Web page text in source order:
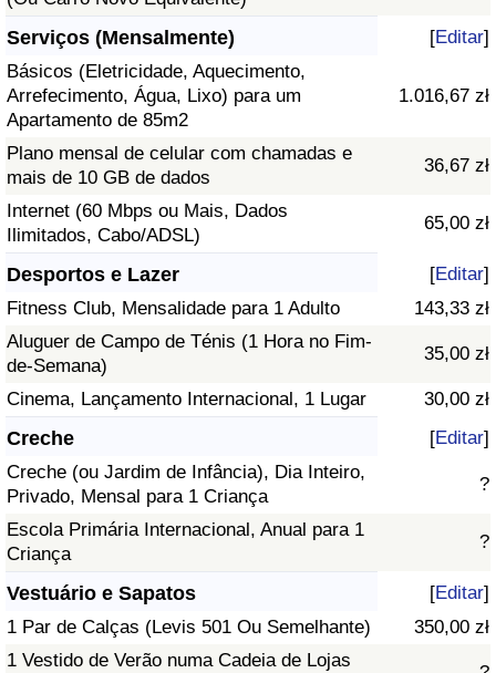
Serviços (Mensalmente) [Editar]
Básicos (Eletricidade, Aquecimento,
Arrefecimento, Água, Lixo) para um
Apartamento de 85m2
1.016,67 zł
Plano mensal de celular com chamadas e
mais de 10 GB de dados
36,67 zł
Internet (60 Mbps ou Mais, Dados
Ilimitados, Cabo/ADSL)
65,00 zł
Desportos e Lazer [Editar]
Fitness Club, Mensalidade para 1 Adulto
143,33 zł
Aluguer de Campo de Ténis (1 Hora no Fim-
de-Semana)
35,00 zł
Cinema, Lançamento Internacional, 1 Lugar 30,00 zł
Creche [Editar]
Creche (ou Jardim de Infância), Dia Inteiro,
Privado, Mensal para 1 Criança
?
Escola Primária Internacional, Anual para 1
Criança
?
Vestuário e Sapatos [Editar]
1 Par de Calças (Levis 501 Ou Semelhante)
350,00 zł
1 Vestido de Verão numa Cadeia de Lojas